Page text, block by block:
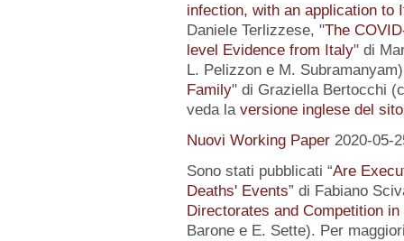
infection, with an application to
Daniele Terlizzese, "The
level Evidence from Italy" di
L. Pelizzon e M.
Family" di Graziella Bertocchi
veda la versione inglese del sito
Nuovi Working Paper 2020-05-
Sono stati pubblicati “Are
Deaths' Events” di Fabiano
Directorates and Competition in
Barone e E. Sette). Per